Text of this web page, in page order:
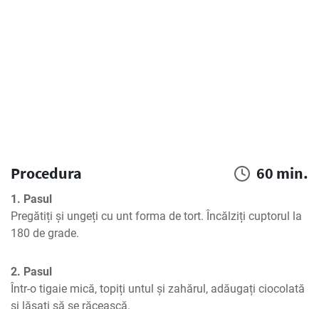
Procedura 60 min.
1. Pasul
Pregătiți și ungeți cu unt forma de tort. Încălziți cuptorul la
180 de grade.
2. Pasul
Într-o tigaie mică, topiți untul și zahărul, adăugați ciocolată
și lăsați să se răcească.